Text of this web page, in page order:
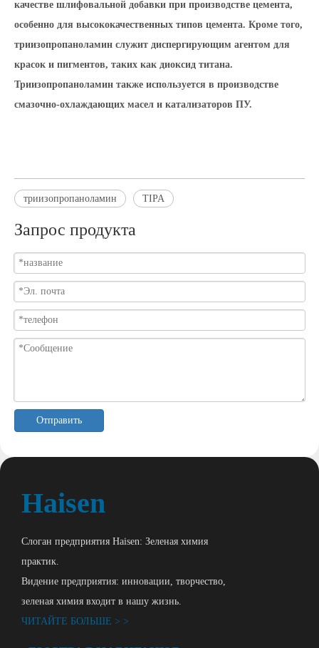
качестве шлифовальной добавки при производстве цемента,
особенно для высококачественных типов цемента. Кроме того,
триизопропаноламин служит диспергирующим агентом для
красок и пигментов, таких как диоксид титана.
Триизопропаноламин также используется в производстве
смазочно-охлаждающих масел и катализаторов ПУ.
триизопропаноламин TIPA
Запрос продукта
Отправить
Haisen
Слоган предприятия Haisen: Зеленая химия
практик.
Видение предприятия: инновации, творчество,
зеленая химия входит в нашу жизнь.
ЧИТАЙТЕ БОЛЬШЕ > >